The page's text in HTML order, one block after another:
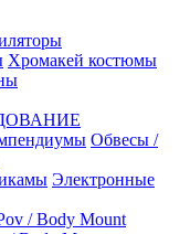
Хромакей костюмы
Обвесы /
Электронные